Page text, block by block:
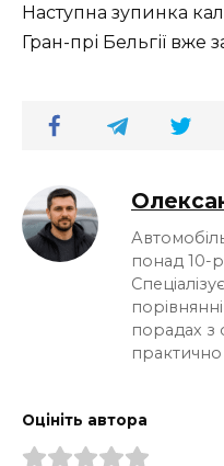
Наступна зупинка
Гран-прі Бельгії вже
понад 10-
порадах з
Оцініть автора